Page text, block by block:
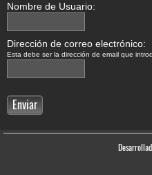
Nombre de Usuario:
Dirección de correo electrónico:
Esta debe ser la dirección de email que